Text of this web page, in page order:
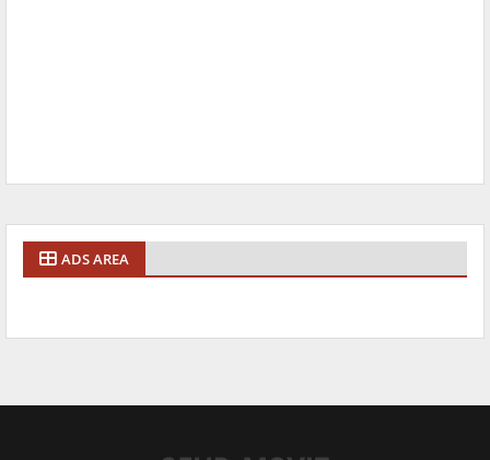
ADS AREA